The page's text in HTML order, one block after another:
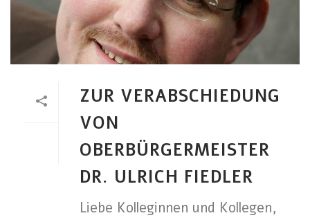
ZUR VERABSCHIEDUNG
VON
OBERBÜRGERMEISTER
DR. ULRICH FIEDLER
Liebe Kolleginnen und Kollegen,